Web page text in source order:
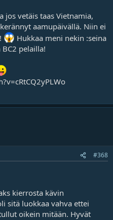
jos vetäis taas Vietnamia,
aamupäivällä. Niin ei
Hukkaa meni nekin :seina
pelailla!
#368
kierrosta kävin
sitä luokkaa vahva ettei
oikein mitään. Hyvät